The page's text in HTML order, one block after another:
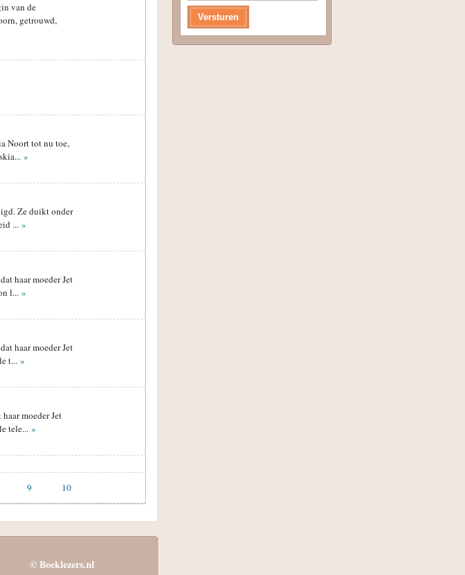
van de
getrouwd,
Noort tot nu toe,
»
Ze duikt onder
... »
haar moeder Jet
l... »
haar moeder Jet
t... »
moeder Jet
tele... »
9 10
© Boeklezers.nl